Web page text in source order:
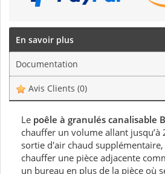
En savoir plus
Documentation
Avis Clients (0)
Le poêle à granulés canalisable
chauffer un volume allant jusqu’à
sortie d'air chaud
chauffer une pièce adjacente
un bureau en plus de la pièce où